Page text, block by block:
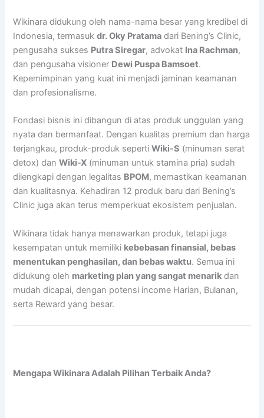
Wikinara didukung oleh nama-nama besar yang kredibel di
Indonesia, termasukdr. Oky Pratama dari Bening’s Clinic,
pengusaha sukses Putra Siregar, advokat Ina Rachman,
dan pengusaha visioner Dewi Puspa Bamsoet.
Kepemimpinan yang kuat ini menjadi jaminan keamanan
dan profesionalisme.
Fondasi bisnis ini dibangun di atas produk unggulan yang
nyata dan bermanfaat. Dengan kualitas premium dan harga
terjangkau, produk-produk sepertiWiki-S (minuman serat
detox) danWiki-X (minuman untuk stamina pria) sudah
dilengkapi dengan legalitas BPOM, memastikan keamanan
dan kualitasnya. Kehadiran 12 produk baru dari Bening’s
Clinic juga akan terus memperkuat ekosistem penjualan.
Wikinara tidak hanya menawarkan produk, tetapi juga
kesempatan untuk memiliki kebebasan finansial, bebas
menentukan penghasilan, dan bebas waktu. Semua ini
didukung oleh marketing plan yang sangat menarik dan
mudah dicapai, dengan potensi income Harian, Bulanan,
serta Reward yang besar.
Mengapa Wikinara Adalah Pilihan Terbaik Anda?